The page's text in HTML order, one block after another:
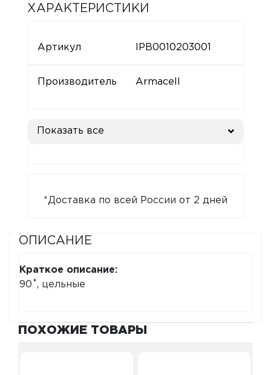
ХАРАКТЕРИСТИКИ
Артикул IPB0010203001
Производитель Armacell
Показать все
*Доставка по всей России от 2 дней
ОПИСАНИЕ
Краткое описание:
90˚, цельные
ПОХОЖИЕ ТОВАРЫ